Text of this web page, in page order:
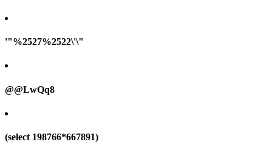
'"%2527%2522\'\"
@@LwQq8
(select 198766*667891)